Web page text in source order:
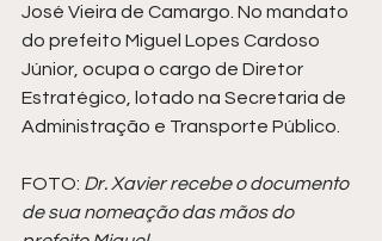
José Vieira de Camargo. No mandato
do prefeito Miguel Lopes Cardoso
Júnior, ocupa o cargo de Diretor
Estratégico, lotado na Secretaria de
Administração e Transporte Público.
FOTO: Dr. Xavier recebe o documento
de sua nomeação das mãos do